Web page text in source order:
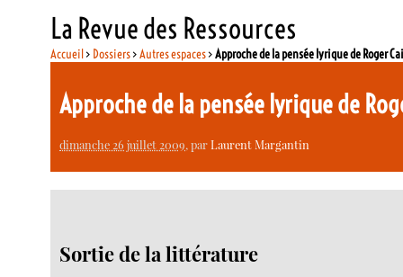
La Revue des Ressources
Accueil> Dossiers>Autres espaces>Approche de la pensée lyrique de Roger
Approche de la pensée lyrique de
dimanche 26 juillet 2009, parLaurent Margantin
Sortie de la littérature